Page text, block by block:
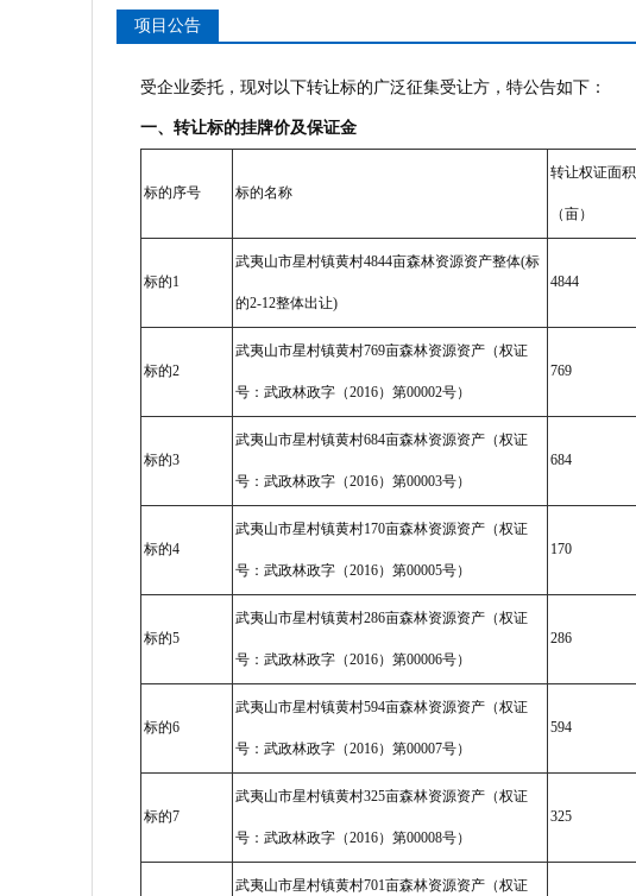
项目公告
受企业委托，现对以下转让标的广泛征集受让方，特公告如下：
一、转让标的挂牌价及保证金
标的序号 标的名称
转让权证面积
（亩）
标的1
武夷山市星村镇黄村4844亩森林资源资产整体(标
的2-12整体出让)
4844
标的2
武夷山市星村镇黄村769亩森林资源资产（权证
号：武政林政字（2016）第00002号）
769
标的3
武夷山市星村镇黄村684亩森林资源资产（权证
号：武政林政字（2016）第00003号）
684
标的4
武夷山市星村镇黄村170亩森林资源资产（权证
号：武政林政字（2016）第00005号）
170
标的5
武夷山市星村镇黄村286亩森林资源资产（权证
号：武政林政字（2016）第00006号）
286
标的6
武夷山市星村镇黄村594亩森林资源资产（权证
号：武政林政字（2016）第00007号）
594
标的7
武夷山市星村镇黄村325亩森林资源资产（权证
号：武政林政字（2016）第00008号）
325
武夷山市星村镇黄村701亩森林资源资产（权证